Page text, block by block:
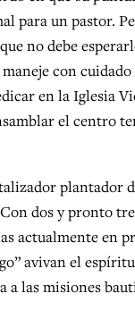
para un pastor.
no debe
con
en la Iglesia
el centro
plantador
dos y pronto
actualmente en
avivan el
a las misiones
church
, postedAugust 5,
Perspective:
by courts
April 12, 2023
Odyssey’
Southeastern
July 31, 2026
growing
around
Standard